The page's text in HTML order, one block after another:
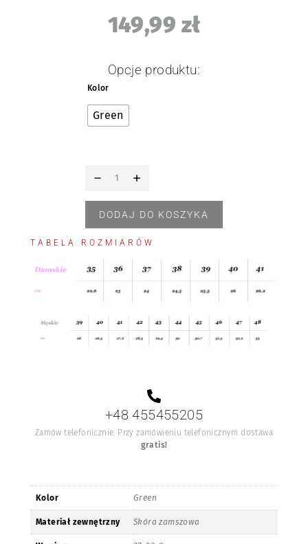
149,99 zł
Opcje produktu:
Kolor
Green
DODAJ DO KOSZYKA
TABELA ROZMIARÓW
+48 455455205
Zamów telefonicznie. Przy zamówieniu telefonicznym dostawa
gratis!
Kolor Green
Materiał zewnętrzny Skóra zamszowa